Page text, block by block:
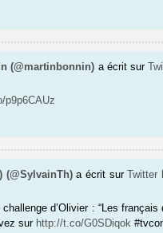
(@martinbonnin) a écrit sur
p9p6CAUz
(@SylvainTh) a écrit surTwitter
d’Olivier : “Les français
sur http://t.co/G0SDiqok